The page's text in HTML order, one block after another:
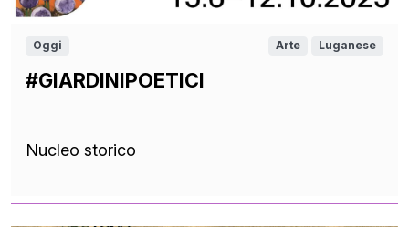
Oggi Arte Luganese
#GIARDINIPOETICI
Nucleo storico